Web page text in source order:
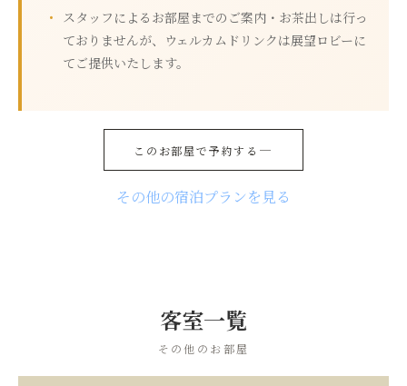
スタッフによるお部屋までのご案内・お茶出しは行っ
ておりませんが、ウェルカムドリンクは展望ロビーに
てご提供いたします。
このお部屋で予約する
その他の宿泊プランを見る
客室一覧
その他のお部屋